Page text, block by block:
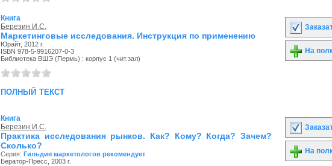
Книга
Березин И.С.
Маркетинговые исследования. Инструкция по применению
Юрайт, 2012 г.
ISBN 978-5-9916207-0-3
Библиотека ВШЭ (Пермь) : корпус 1 (чит.зал)
полный текст
На
Книга
Березин И.С.
Практика исследования рынков. Как? Кому? Когда? Зачем?
Сколько?
Серия: Гильдия маркетологов рекомендует
Бератор-Пресс, 2003 г.
На